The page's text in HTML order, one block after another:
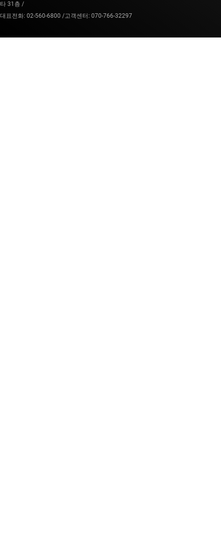
타 31층 /
대표전화: 02-560-6800 /고객센터: 070-766-32297